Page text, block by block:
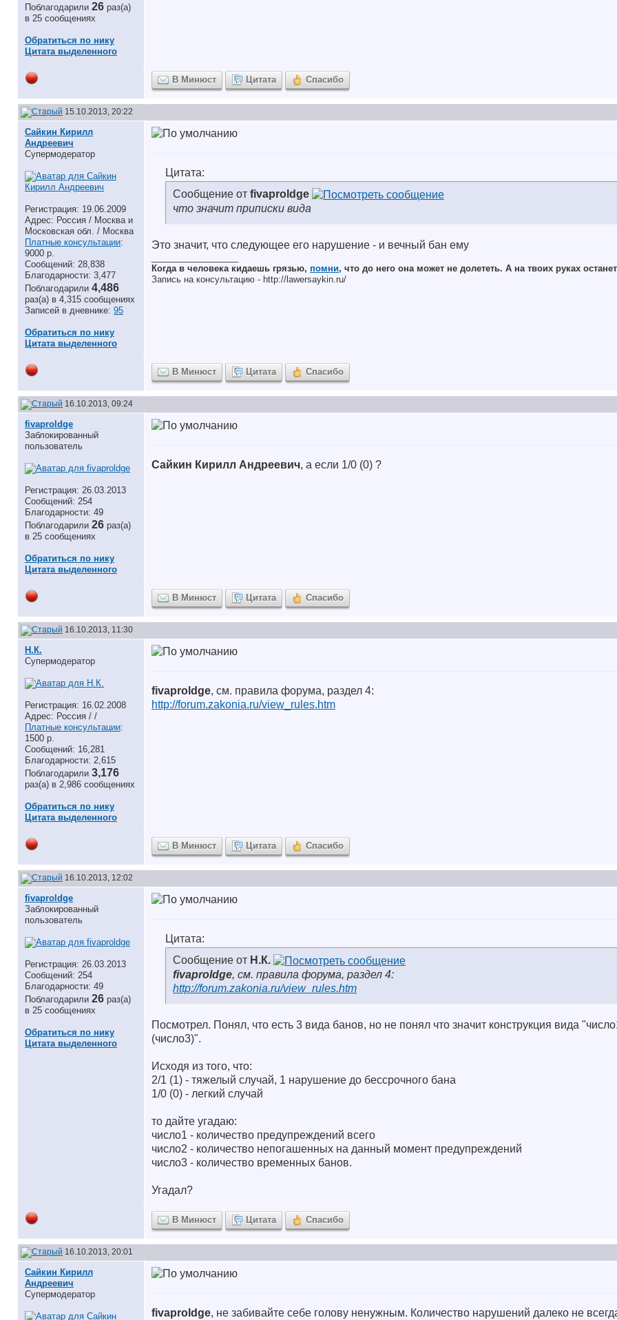
Поблагодарили 26 раз(а)
в 25 сообщениях
Обратиться по нику
Цитата выделенного
В Минюст Цитата Спасибо
15.10.2013, 20:22
Сайкин Кирилл
Андреевич
Супермодератор
Регистрация: 19.06.2009
Адрес: Россия / Москва и
Московская обл. / Москва
Платные консультации:
9000 р.
Сообщений: 28,838
Благодарности: 3,477
Поблагодарили 4,486
раз(а) в 4,315 сообщениях
Записей в дневнике: 95
Обратиться по нику
Цитата выделенного
Цитата:
Сообщение от fivaproldge
что значит приписки вида
Это значит, что следующее его нарушение - и вечный бан ему
Когда в человека кидаешь грязью, помни, что до него она может не долететь. А на твоих руках
Запись на консультацию - http://lawersaykin.ru/
В Минюст Цитата Спасибо
16.10.2013, 09:24
fivaproldge
Заблокированный
пользователь
Регистрация: 26.03.2013
Сообщений: 254
Благодарности: 49
Поблагодарили 26 раз(а)
в 25 сообщениях
Обратиться по нику
Цитата выделенного
Сайкин Кирилл Андреевич, а если 1/0 (0) ?
В Минюст Цитата Спасибо
16.10.2013, 11:30
Н.К.
Супермодератор
Регистрация: 16.02.2008
Адрес: Россия / /
Платные консультации:
1500 р.
Сообщений: 16,281
Благодарности: 2,615
Поблагодарили 3,176
раз(а) в 2,986 сообщениях
Обратиться по нику
Цитата выделенного
fivaproldge, см. правила форума, раздел 4:
http://forum.zakonia.ru/view_rules.htm
В Минюст Цитата Спасибо
16.10.2013, 12:02
fivaproldge
Заблокированный
пользователь
Регистрация: 26.03.2013
Сообщений: 254
Благодарности: 49
Поблагодарили 26 раз(а)
в 25 сообщениях
Обратиться по нику
Цитата выделенного
Цитата:
Сообщение от Н.К.
fivaproldge, см. правила форума, раздел 4:
http://forum.zakonia.ru/view_rules.htm
Посмотрел. Понял, что есть 3 вида банов, но не понял что значит конструкция вида
(число3)".
Исходя из того, что:
2/1 (1) - тяжелый случай, 1 нарушение до бессрочного бана
1/0 (0) - легкий случай
то дайте угадаю:
число1 - количество предупреждений всего
число2 - количество непогашенных на данный момент предупреждений
число3 - количество временных банов.
Угадал?
В Минюст Цитата Спасибо
16.10.2013, 20:01
Сайкин Кирилл
Андреевич
Супермодератор
fivaproldge, не забивайте себе голову ненужным. Количество нарушений далеко не